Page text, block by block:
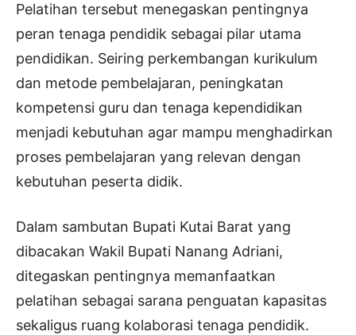
Pelatihan tersebut menegaskan pentingnya
peran tenaga pendidik sebagai pilar utama
pendidikan. Seiring perkembangan kurikulum
dan metode pembelajaran, peningkatan
kompetensi guru dan tenaga kependidikan
menjadi kebutuhan agar mampu menghadirkan
proses pembelajaran yang relevan dengan
kebutuhan peserta didik.
Dalam sambutan Bupati Kutai Barat yang
dibacakan Wakil Bupati Nanang Adriani,
ditegaskan pentingnya memanfaatkan
pelatihan sebagai sarana penguatan kapasitas
sekaligus ruang kolaborasi tenaga pendidik.